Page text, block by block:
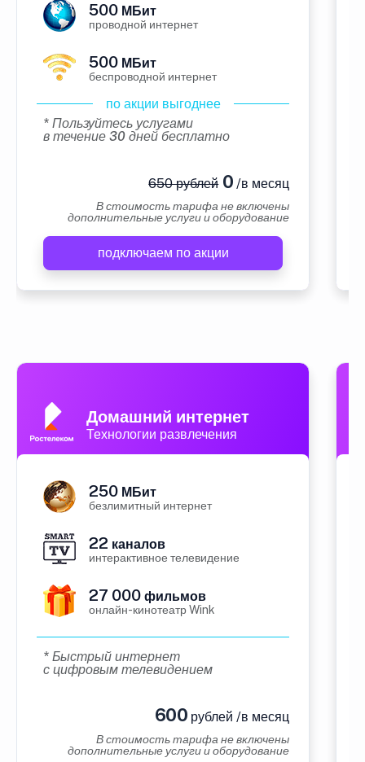
500 МБит
проводной интернет
500 МБит
беспроводной интернет
по акции выгоднее
* Пользуйтесь услугами
в течение 30 дней бесплатно
650 рублей0 /в месяц
В стоимость тарифа не включены
дополнительные услуги и оборудование
подключаем по акции
Домашний интернет
Технологии развлечения
250 МБит
безлимитный интернет
22 каналов
интерактивное телевидение
27 000 фильмов
онлайн-кинотеатр Wink
* Быстрый интернет
с цифровым телевидением
600 рублей /в месяц
В стоимость тарифа не включены
дополнительные услуги и оборудование